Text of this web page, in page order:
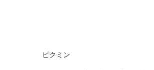
ピクミン